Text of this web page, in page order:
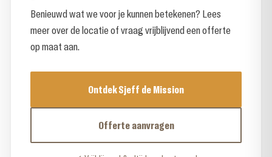
Benieuwd wat we voor je kunnen betekenen? Lees
meer over de locatie of vraag vrijblijvend een offerte
op maat aan.
Ontdek Sjeff de Mission
Offerte aanvragen